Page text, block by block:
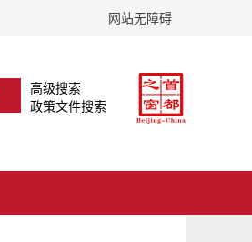
网站无障碍
高级搜索
政策文件搜索